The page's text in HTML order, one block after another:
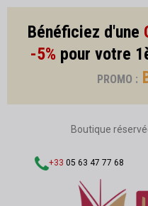
Bénéficiez d'une
-5% pour votre
PROMO :
Boutique
+33 05 63 47 77 68